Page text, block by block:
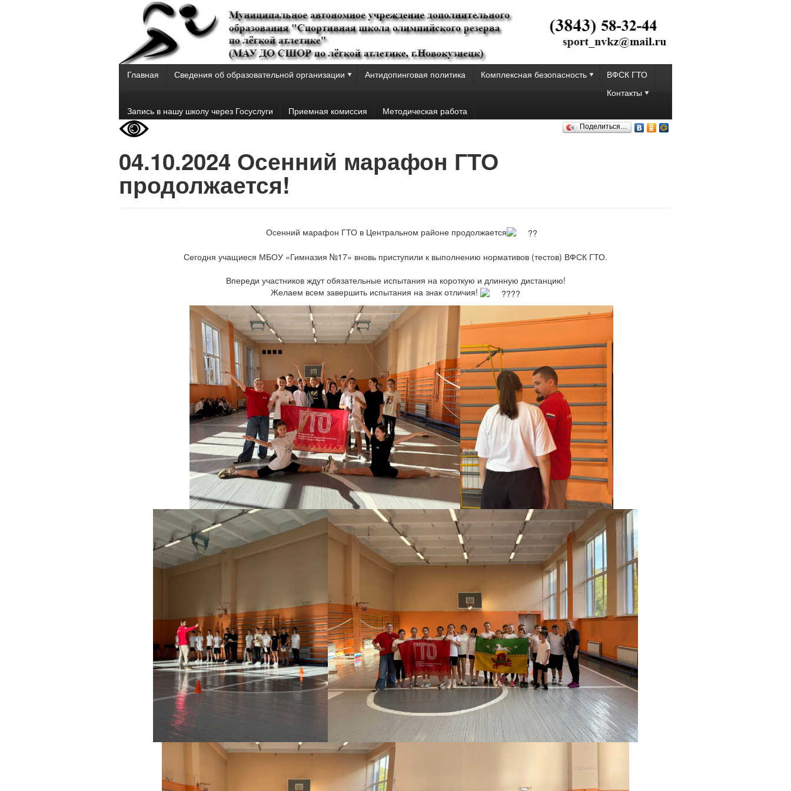
Главная Сведения об образовательной организации Антидопинговая политика Комплексная безопасность
ВФСК ГТО
Контакты
Запись в нашу школу через Госуслуги
Приемная комиссия Методическая работа
Поделиться…
04.10.2024 Осенний марафон ГТО
продолжается!
Осенний марафон ГТО в Центральном районе продолжается
Сегодня учащиеся МБОУ «Гимназия №17» вновь приступили к выполнению нормативов (тестов) ВФСК ГТО.
Впереди участников ждут обязательные испытания на короткую и длинную дистанцию!
Желаем всем завершить испытания на знак отличия!